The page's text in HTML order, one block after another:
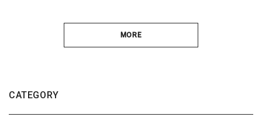
MORE
CATEGORY